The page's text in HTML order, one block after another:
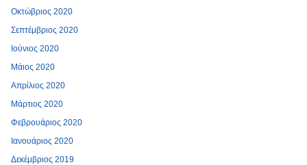
Οκτώβριος 2020
Σεπτέμβριος 2020
Ιούνιος 2020
Μάιος 2020
Απρίλιος 2020
Μάρτιος 2020
Φεβρουάριος 2020
Ιανουάριος 2020
Δεκέμβριος 2019